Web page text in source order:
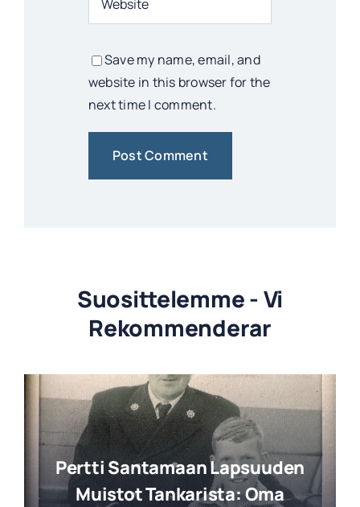
Save my name, email, and
website in this browser for the
next time I comment.
Suosittelemme - Vi
Rekommenderar
Pertti Santamaan Lapsuuden
Muistot Tankarista: Oma